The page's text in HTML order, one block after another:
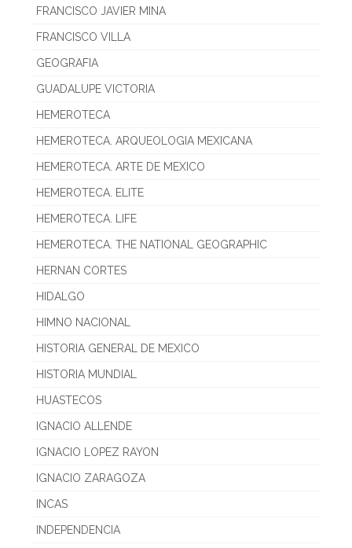
FRANCISCO JAVIER MINA
FRANCISCO VILLA
GEOGRAFIA
GUADALUPE VICTORIA
HEMEROTECA
HEMEROTECA. ARQUEOLOGIA MEXICANA
HEMEROTECA. ARTE DE MEXICO
HEMEROTECA. ELITE
HEMEROTECA. LIFE
HEMEROTECA. THE NATIONAL GEOGRAPHIC
HERNAN CORTES
HIDALGO
HIMNO NACIONAL
HISTORIA GENERAL DE MEXICO
HISTORIA MUNDIAL
HUASTECOS
IGNACIO ALLENDE
IGNACIO LOPEZ RAYON
IGNACIO ZARAGOZA
INCAS
INDEPENDENCIA